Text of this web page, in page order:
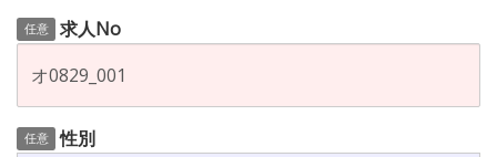
任意 求人No
任意 性別